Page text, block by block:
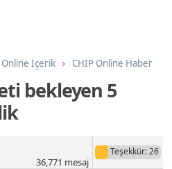
Online İçerik CHIP Online Haber
bekleyen 5
Teşekkür: 26
36,771 mesaj